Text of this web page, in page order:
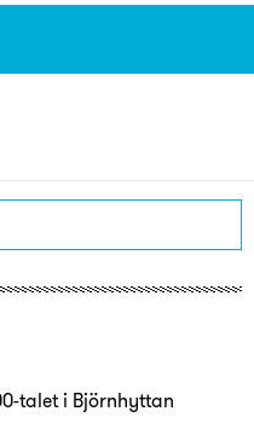
talet i Björnhyttan